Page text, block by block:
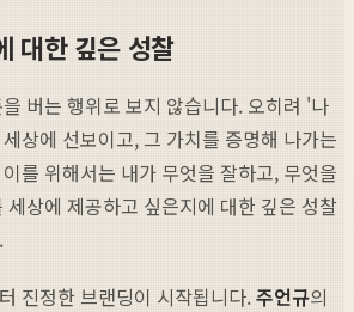
대한 깊은 성찰
버는 행위로 보지 않습니다. 오히려 '나
상에 선보이고, 그 가치를 증명해 나가는
를 위해서는 내가 무엇을 잘하고, 무엇을
상에 제공하고 싶은지에 대한 깊은 성찰
진정한 브랜딩이 시작됩니다.주언규의